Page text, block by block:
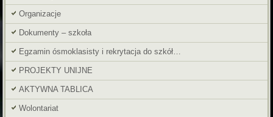
Organizacje
Dokumenty – szkoła
Egzamin ósmoklasisty i rekrytacja do szkół…
PROJEKTY UNIJNE
AKTYWNA TABLICA
Wolontariat